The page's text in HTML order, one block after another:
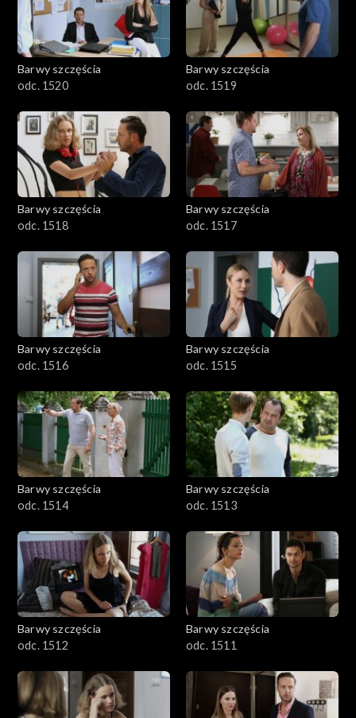
Barwy szczęścia
odc. 1520
Barwy szczęścia
odc. 1519
Barwy szczęścia
odc. 1518
Barwy szczęścia
odc. 1517
Barwy szczęścia
odc. 1516
Barwy szczęścia
odc. 1515
Barwy szczęścia
odc. 1514
Barwy szczęścia
odc. 1513
Barwy szczęścia
odc. 1512
Barwy szczęścia
odc. 1511